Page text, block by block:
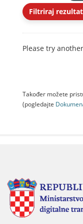
Filtriraj
Please try
Također možete
(pogledajte